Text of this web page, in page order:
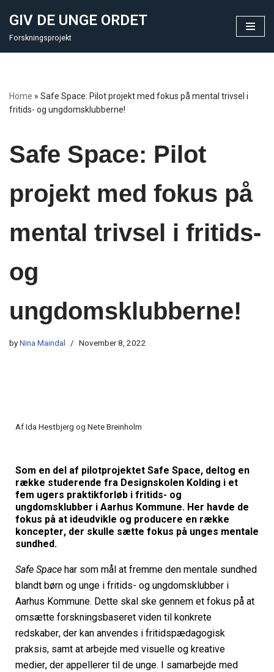
Skip
GIV DE UNGE ORDET
Forskningsprojekt
Home » Safe Space: Pilot projekt med fokus på mental trivsel i
fritids- og ungdomsklubberne!
Safe Space: Pilot
projekt med fokus på
mental trivsel i fritids-
og
ungdomsklubberne!
byNina Maindal November 8, 2022
Af Ida Hestbjerg og Nete Breinholm
Som en del af pilotprojektet Safe Space, deltog en
række studerende fra Designskolen Kolding
fem ugers praktikforløb i fritids- og
ungdomsklubber i Aarhus Kommune. Her havde de
fokus på at ideudvikle og producere en række
koncepter, der skulle sætte fokus på unges mentale
sundhed.
Safe Space har som mål at fremme den mentale sundhed
blandt børn og unge
Aarhus Kommune. Dette skal ske gennem et fokus på at
omsætte forskningsbaseret viden til konkrete
redskaber, der kan anvendes i fritidspædagogisk
praksis, samt at arbejde med visuelle og kreative
medier, der appellerer til de unge. I samarbejde med